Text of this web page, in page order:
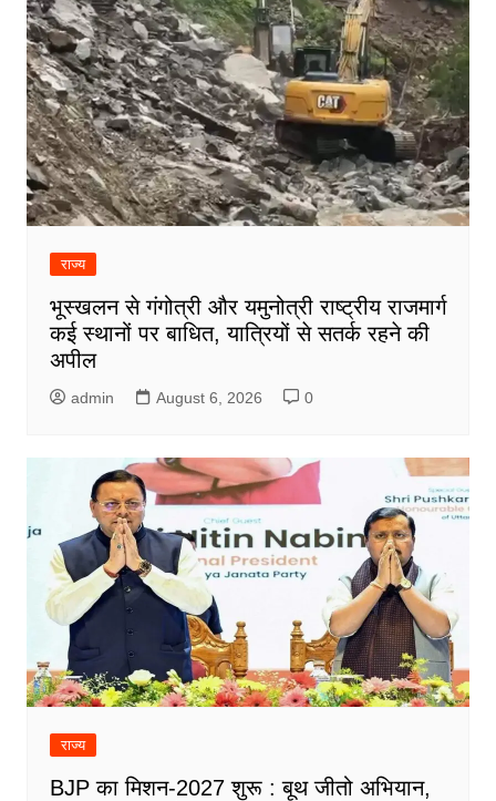
राज्य
भूस्खलन से गंगोत्री और यमुनोत्री राष्ट्रीय राजमार्ग
कई स्थानों पर बाधित, यात्रियों से सतर्क रहने की
अपील
admin August 6, 2026 0
राज्य
BJP का मिशन-2027 शुरू : बूथ जीतो अभियान,